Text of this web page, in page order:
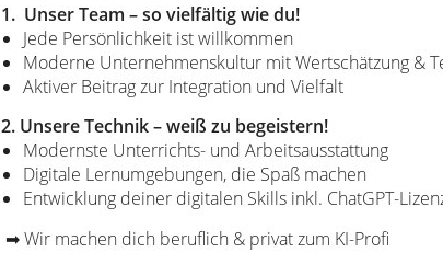
1. Unser Team – so vielfältig wie du!
Jede Persönlichkeit ist willkommen
Moderne Unternehmenskultur mit Wertschätzung &
Aktiver Beitrag zur Integration und Vielfalt
2. Unsere Technik – weiß zu begeistern!
Modernste Unterrichts- und Arbeitsausstattung
Digitale Lernumgebungen, die Spaß machen
Entwicklung deiner digitalen Skills inkl. ChatGPT-
➡ Wir machen dich beruflich & privat zum KI-Profi